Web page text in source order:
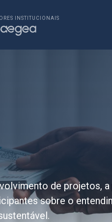
INSTITUCIONAIS
de projetos,
sobre o